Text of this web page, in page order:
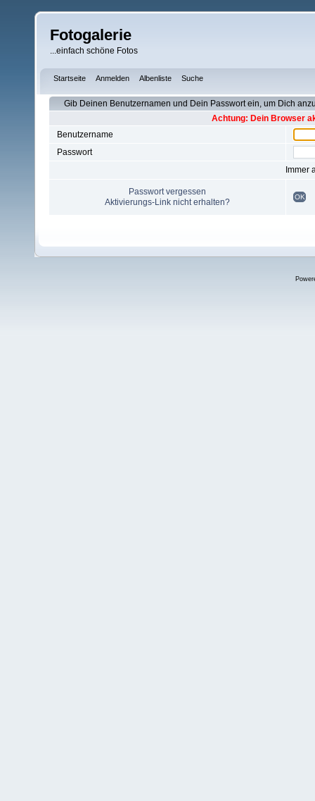
Fotogalerie
...einfach schöne Fotos
Startseite Anmelden Albenliste Suche
Gib Deinen Benutzernamen und Dein Passwort ein, um Dich
Achtung: Dein Browser
Benutzername
Passwort
Immer
Passwort vergessen
Aktivierungs-Link nicht erhalten?
OK